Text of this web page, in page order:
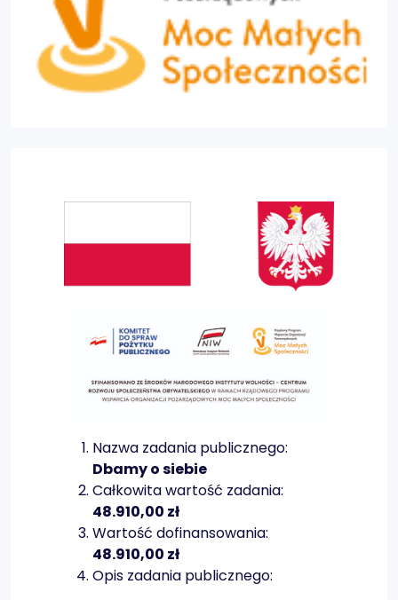
Nazwa zadania publicznego:
Dbamy o siebie
Całkowita wartość zadania:
48.910,00 zł
Wartość dofinansowania:
48.910,00 zł
Opis zadania publicznego: